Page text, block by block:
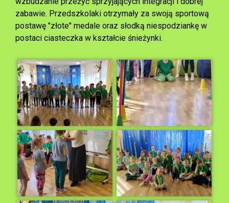
zabawie. Przedszkolaki otrzymały za swoją sportową
postawę "złote" medale oraz słodką niespodziankę w
postaci ciasteczka w kształcie śnieżynki.